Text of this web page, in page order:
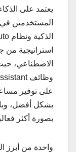
يعتمد على
المستخدمين
استراتيجية من
الاصطناعي،
على توفير
بشكل أفضل،
بصورة أكثر